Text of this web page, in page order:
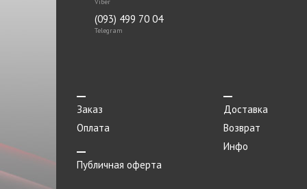
Фонарь
Шланг
Viber
(093) 499 70 04
Telegram
Заказ
Оплата
Доставка
Возврат
Инфо
Публичная оферта